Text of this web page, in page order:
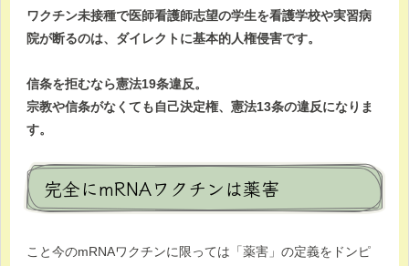
ワクチン未接種で医師看護師志望の学生を看護学校や実習病
院が断るのは、ダイレクトに基本的人権侵害です。
信条を拒むなら憲法19条違反。
宗教や信条がなくても自己決定権、憲法13条の違反になりま
す。
完全にmRNAワクチンは薬害
こと今のmRNAワクチンに限っては「薬害」の定義をドンピ